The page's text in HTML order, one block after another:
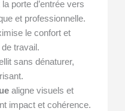
porte d’entrée vers
et professionnelle.
le confort et
travail.
sans dénaturer,
aligne visuels et
impact et cohérence.